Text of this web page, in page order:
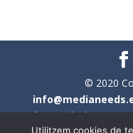
© 2020
| Tots els drets
Utilitzem cookies de